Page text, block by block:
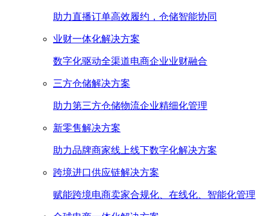
助力直播订单高效履约，仓储智能协同
业财一体化解决方案
数字化驱动全渠道电商企业业财融合
三方仓储解决方案
助力第三方仓储物流企业精细化管理
新零售解决方案
助力品牌商家线上线下数字化解决方案
跨境进口供应链解决方案
赋能跨境电商卖家合规化、在线化、智能化管理